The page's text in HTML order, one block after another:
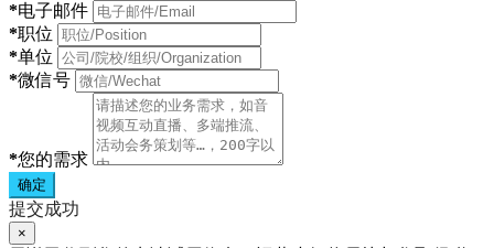
*电子邮件
*职位
*单位
*微信号
*您的需求
确定
提交成功
×